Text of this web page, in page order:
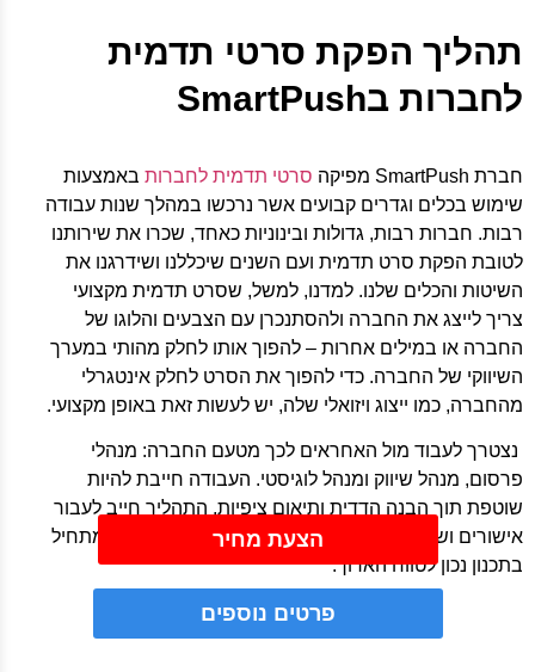
תהליך הפקת סרטי תדמית
לחברות בSmartPush
חברת SmartPush מפיקה סרטי תדמית לחברות באמצעות
שימוש בכלים וגדרים קבועים אשר נרכשו במהלך שנות עבודה
רבות. חברות רבות, גדולות ובינוניות כאחד, שכרו את שירותנו
לטובת הפקת סרט תדמית ועם השנים שיכללנו ושידרגנו את
השיטות והכלים שלנו. למדנו, למשל, שסרט תדמית מקצועי
צריך לייצג את החברה ולהסתנכרן עם הצבעים והלוגו של
החברה או במילים אחרות – להפוך אותו לחלק מהותי במערך
השיווקי של החברה. כדי להפוך את הסרט לחלק אינטגרלי
מהחברה, כמו ייצוג ויזואלי שלה, יש לעשות זאת באופן מקצועי.
נצטרך לעבוד מול האחראים לכך מטעם החברה: מנהלי
פרסום, מנהל שיווק ומנהל לוגיסטי. העבודה חייבת להיות
שוטפת תוך הבנה הדדית ותיאום ציפיות, התהליך חייב לעבור
אישורים ושלבים רבים ובקשר עם אחראי אחד – והכל מתחיל
בתכנון נכון לטווח הארוך.
הצעת מחיר
פרטים נוספים